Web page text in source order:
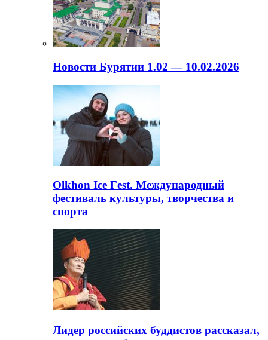
Новости Бурятии 1.02 — 10.02.2026
Olkhon Ice Fest. Международный
фестиваль культуры, творчества и
спорта
Лидер российских буддистов рассказал,